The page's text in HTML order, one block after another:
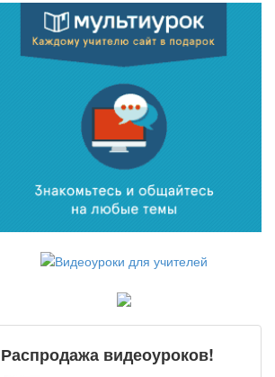
Распродажа видеоуроков!